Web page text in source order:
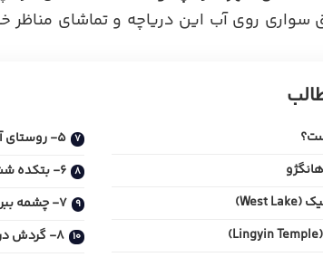
روی آب این دریاچه و تماشای مناظر
5- روستای آب ووژن (Wuzhen Water Village)
6- بتکده شش هارمونی (Six Harmony Pagoda)
7- چشمه ببر (Hupao)
8- گردش در مراکز خرید شهر هانگژو